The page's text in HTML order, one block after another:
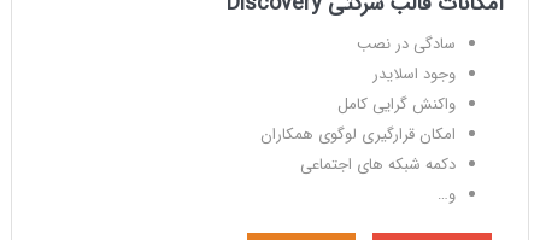
سادگی در نصب
وجود اسلایدر
واکنش گرایی کامل
امکان قرارگیری لوگوی همکاران
دکمه شبکه های اجتماعی
و…